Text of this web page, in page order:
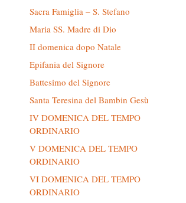
Sacra Famiglia – S. Stefano
Maria SS. Madre di Dio
II domenica dopo Natale
Epifania del Signore
Battesimo del Signore
Santa Teresina del Bambin Gesù
IV DOMENICA DEL TEMPO
ORDINARIO
V DOMENICA DEL TEMPO
ORDINARIO
VI DOMENICA DEL TEMPO
ORDINARIO